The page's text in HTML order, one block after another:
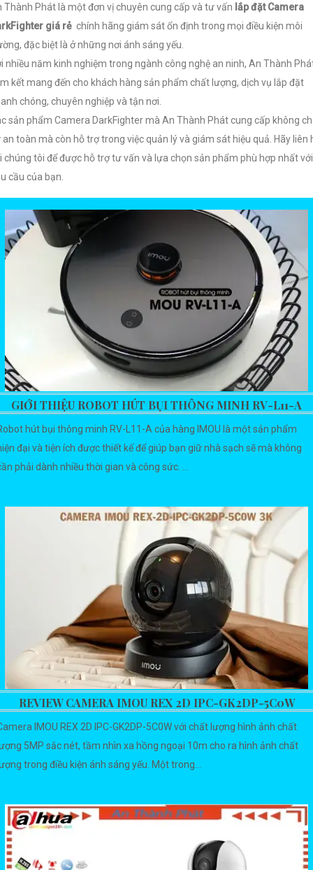
Thành Phát là một đơn vị chuyên cung cấp và tư vấn lắp đặt Camera
giá rẻ chính hãng giám sát ổn định trong mọi điều kiện môi
đặc biệt là ở những nơi ánh sáng yếu.
nhiều năm kinh nghiệm trong ngành công nghệ an ninh, An Thành
kết mang đến cho khách hàng sản phẩm chất lượng, dịch vụ lắp đặt
chóng, chuyên nghiệp và tận nơi.
sản phẩm Camera DarkFighter mà An Thành Phát cung cấp không
an toàn mà còn hỗ trợ trong việc quản lý và giám sát hiệu quả. Hãy liên
chúng tôi để được hỗ trợ tư vấn và lựa chọn sản phẩm phù hợp nhất với
cầu của bạn.
GIỚI THIỆU ROBOT HÚT BỤI THÔNG MINH RV-L11-A
hút bụi thông minh RV-L11-A của hàng IMOU là một sản phẩm
đại và tiện ích được thiết kế để giúp bạn giữ nhà sạch sẽ mà không
phải dành nhiều thời gian và công sức. ...
REVIEW CAMERA IMOU REX 2D IPC-GK2DP-5C0W
IMOU REX 2D IPC-GK2DP-5C0W với chất lượng hình ảnh chất
5MP sắc nét, tầm nhìn xa hồng ngoại 10m cho ra hình ảnh chất
trong điều kiện ánh sáng yếu. Một trong...